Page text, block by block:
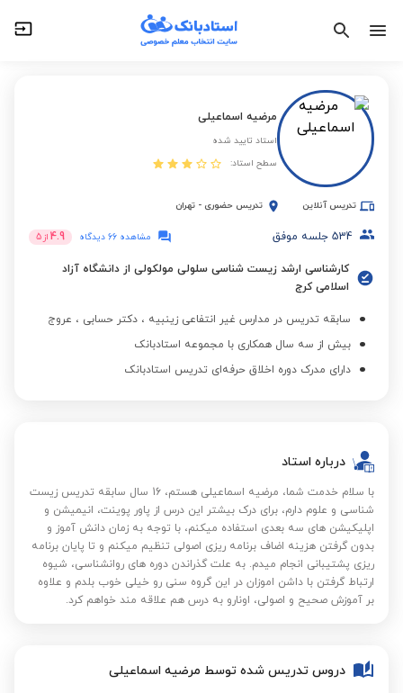
مرضیه اسماعیلی
استاد تایید شده
سطح استاد:
تدریس آنلاین تدریس حضوری - تهران
534 جلسه موفق مشاهده 66 دیدگاه 4.9 از 5
کارشناسی ارشد زیست شناسی سلولی مولکولی از دانشگاه آزاد
اسلامی کرج
سابقه تدریس در مدارس غیر انتفاعی زینبیه ، دکتر حسابی ، عروج
بیش از سه سال همکاری با مجموعه استادبانک
دارای مدرک دوره اخلاق حرفه‌ای تدریس استادبانک
درباره استاد
با سلام خدمت شما، مرضیه اسماعیلی هستم، 16 سال سابقه تدریس زیست
شناسی و علوم دارم، برای درک بیشتر این درس از پاور پوینت، انیمیشن و
اپلیکیشن های سه بعدی استفاده میکنم، با توجه به زمان دانش آموز و
بدون گرفتن هزینه اضاف برنامه ریزی اصولی تنظیم میکنم و تا پایان برنامه
ریزی پشتیبانی انجام میدم. به علت گذراندن دوره های روانشناسی، شیوه
ارتباط گرفتن با داشن اموزان در این گروه سنی رو خیلی خوب بلدم و علاوه
بر آموزش صحیح و اصولی، اونارو به درس هم علاقه مند خواهم کرد.
دروس تدریس شده توسط مرضیه اسماعیلی